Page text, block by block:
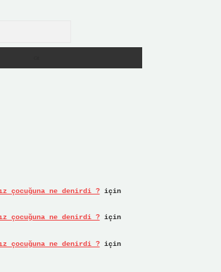
çocuğuna ne denirdi ?için
çocuğuna ne denirdi ?için
çocuğuna ne denirdi ?için